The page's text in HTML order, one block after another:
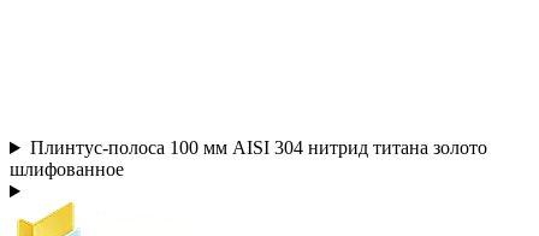
Плинтус-полоса 100 мм AISI 304 нитрид титана золото
шлифованное